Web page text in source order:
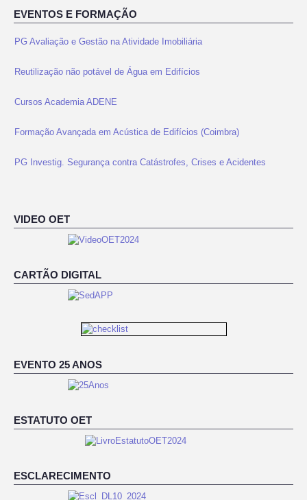
EVENTOS E FORMAÇÃO
PG Avaliação e Gestão na Atividade Imobiliária
VIDEO OET
CARTÃO DIGITAL
EVENTO 25 ANOS
ESTATUTO OET
ESCLARECIMENTO